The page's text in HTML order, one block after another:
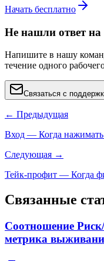
Начать бесплатно
Не нашли ответ на
Напишите в нашу
течение одного
Связаться с
← Предыдущая
Вход — Когда
Следующая →
Тейк-профит — Когда
Связанные
Соотношение
метрика